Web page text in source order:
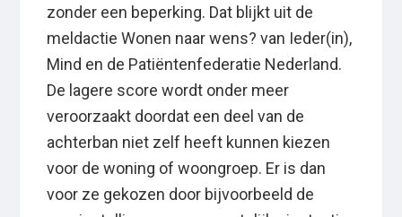
zonder een beperking. Dat blijkt uit de
meldactie Wonen naar wens? van Ieder(in),
Mind en de Patiëntenfederatie Nederland.
De lagere score wordt onder meer
veroorzaakt doordat een deel van de
achterban niet zelf heeft kunnen kiezen
voor de woning of woongroep. Er is dan
voor ze gekozen door bijvoorbeeld de